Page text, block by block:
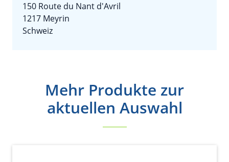
150 Route du Nant d'Avril
1217 Meyrin
Schweiz
Mehr Produkte zur
aktuellen Auswahl